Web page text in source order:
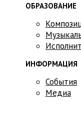
ОБРАЗОВАНИЕ
ИНФОРМАЦИЯ
События
Медиа